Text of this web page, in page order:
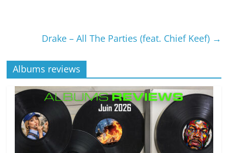
Drake – All The Parties (feat. Chief Keef) →
Albums reviews